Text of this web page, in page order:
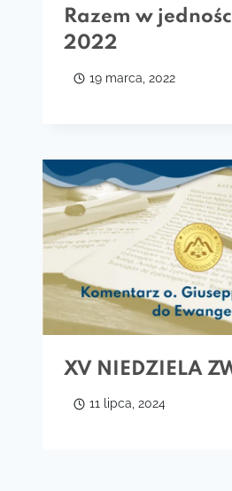
Razem w
2022
19 marca, 2022
XV NIEDZIELA
11 lipca, 2024